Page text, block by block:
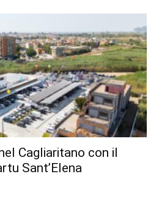
Cagliaritano con il
Sant’Elena